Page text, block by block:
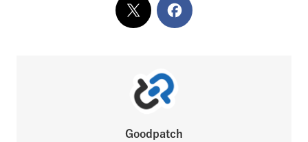
XでシェアFacebook
Goodpatch